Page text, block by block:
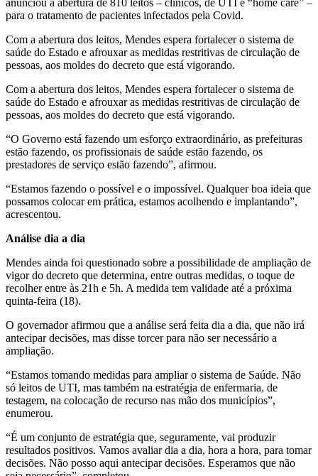
para o tratamento de pacientes infectados pela Covid.
Com a abertura dos leitos, Mendes espera fortalecer o sistema de
saúde do Estado e afrouxar as medidas restritivas de circulação de
pessoas, aos moldes do decreto que está vigorando.
Com a abertura dos leitos, Mendes espera fortalecer o sistema de
saúde do Estado e afrouxar as medidas restritivas de circulação de
pessoas, aos moldes do decreto que está vigorando.
“O Governo está fazendo um esforço extraordinário, as prefeituras
estão fazendo, os profissionais de saúde estão fazendo, os
prestadores de serviço estão fazendo”, afirmou.
“Estamos fazendo o possível e o impossível. Qualquer boa ideia que
possamos colocar em prática, estamos acolhendo e implantando”,
acrescentou.
Análise dia a dia
Mendes ainda foi questionado sobre a possibilidade de ampliação de
vigor do decreto que determina, entre outras medidas, o toque de
recolher entre às 21h e 5h. A medida tem validade até a próxima
quinta-feira (18).
O governador afirmou que a análise será feita dia a dia, que não irá
antecipar decisões, mas disse torcer para não ser necessário a
ampliação.
“Estamos tomando medidas para ampliar o sistema de Saúde. Não
só leitos de UTI, mas também na estratégia de enfermaria, de
testagem, na colocação de recurso nas mão dos municípios”,
enumerou.
“É um conjunto de estratégia que, seguramente, vai produzir
resultados positivos. Vamos avaliar dia a dia, hora a hora, para tomar
decisões. Não posso aqui antecipar decisões. Esperamos que não